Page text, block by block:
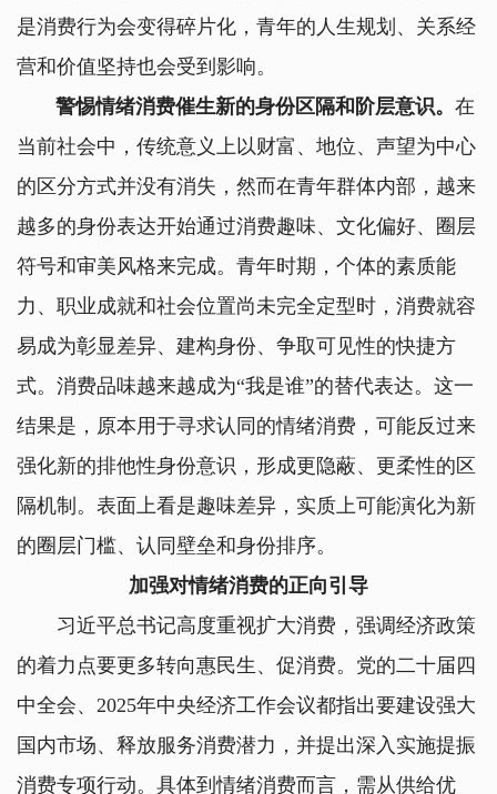
是消费行为会变得碎片化，青年的人生规划、关系经
营和价值坚持也会受到影响。
警惕情绪消费催生新的身份区隔和阶层意识。 在
当前社会中，传统意义上以财富、地位、声望为中心
的区分方式并没有消失，然而在青年群体内部，越来
越多的身份表达开始通过消费趣味、文化偏好、圈层
符号和审美风格来完成。青年时期，个体的素质能
力、职业成就和社会位置尚未完全定型时，消费就容
易成为彰显差异、建构身份、争取可见性的快捷方
式。消费品味越来越成为“我是谁”的替代表达。这一
结果是，原本用于寻求认同的情绪消费，可能反过来
强化新的排他性身份意识，形成更隐蔽、更柔性的区
隔机制。表面上看是趣味差异，实质上可能演化为新
的圈层门槛、认同壁垒和身份排序。
加强对情绪消费的正向引导
习近平总书记高度重视扩大消费，强调经济政策
的着力点要更多转向惠民生、促消费。党的二十届四
中全会、2025年中央经济工作会议都指出要建设强大
国内市场、释放服务消费潜力，并提出深入实施提振
消费专项行动。具体到情绪消费而言，需从供给优